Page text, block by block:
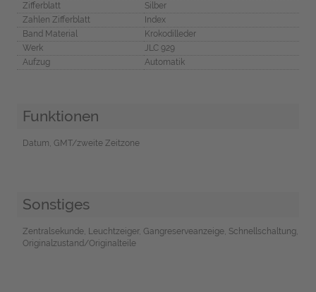
Zifferblatt
Silber
Zahlen Zifferblatt
Index
Band Material
Krokodilleder
Werk
JLC 929
Aufzug
Automatik
Funktionen
Datum, GMT/zweite Zeitzone
Sonstiges
Zentralsekunde, Leuchtzeiger, Gangreserveanzeige, Schnellschaltung,
Originalzustand/Originalteile